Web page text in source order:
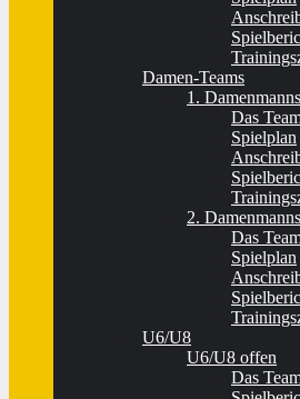
Damen-Teams
1.
Das
Spielplan
2.
Das
Spielplan
U6/U8
U6/U8 offen
Das